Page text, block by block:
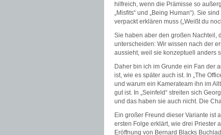
hilfreich, wenn die Prämisse so
„Misfits“ und „Being Human“). Sie
verpackt erklären muss („Weißt du
Sie haben aber den großen Nachteil,
unterscheiden: Wir wissen nach der
aussieht, weil sie konzeptuell anders
Daher bin ich im Grunde ein Fan der
ist, wie es später auch ist. In „The
und warum ein Kamerateam ihn im
gut ist. In „Seinfeld“ streiten sich
und das haben sie auch nicht. Die
Ein großer Freund dieser Variante ist
ersten Folge erklärt, wie drei Priester
Eröffnung von Bernard Blacks